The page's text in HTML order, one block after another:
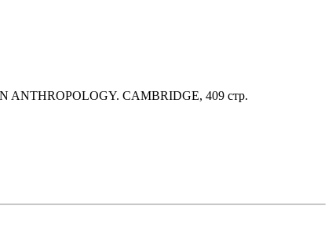
CAMBRIDGE, 409 стр.